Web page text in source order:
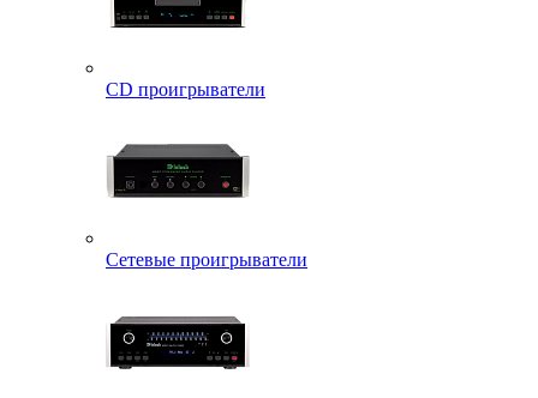
CD проигрыватели
Сетевые проигрыватели